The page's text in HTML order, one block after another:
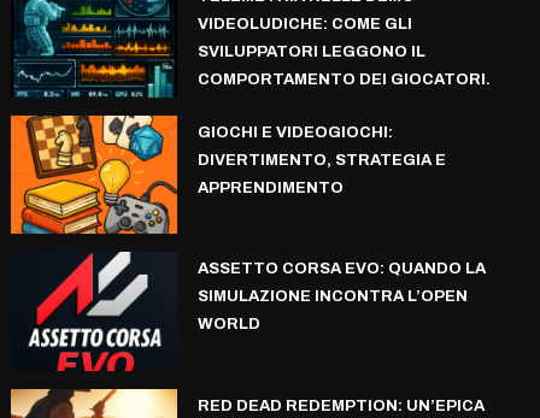
VIDEOLUDICHE: COME GLI
SVILUPPATORI LEGGONO IL
COMPORTAMENTO DEI GIOCATORI.
GIOCHI E VIDEOGIOCHI:
DIVERTIMENTO, STRATEGIA E
APPRENDIMENTO
ASSETTO CORSA EVO: QUANDO LA
SIMULAZIONE INCONTRA L’OPEN
WORLD
RED DEAD REDEMPTION: UN’EPICA